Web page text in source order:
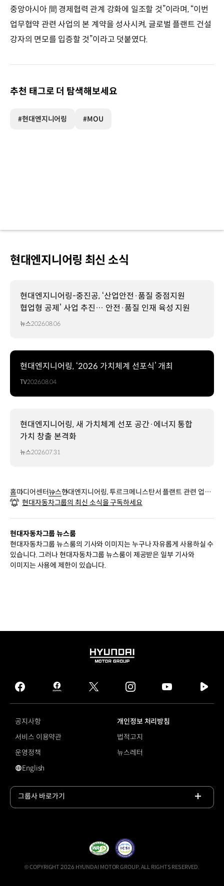
중앙아시아 間 경제협력 관계 강화에 일조할 것”이라며, “이번
업무협약 관련 사업의 본 계약을 성사시켜, 글로벌 플랜트 건설
강자의 면모를 입증할 것”이라고 덧붙였다.
추천 태그로 더 탐색해보세요
#현대엔지니어링 #MOU
현대엔지니어링 최신 소식
현대엔지니어링-중진공, ‘산업안전·품질 중점지원
협업형 공제’ 사업 추진… 안전·품질 인재 육성 지원
뉴스2026.08.06
현대엔지니어링, ‘2026 가치체계 선포식’ 개최
TV2026.08.04
현대엔지니어링, 새 가치체계 선포 공간·에너지 통합
가치 창출 본격화
뉴스2026.07.31
홈미디어센터뉴스현대엔지니어링, 투르크메니스탄서 플랜트 관련 업무
협약 2건 체결
현대자동차그룹의 최신 소식을 구독하세요
현대자동차그룹 뉴스룸
현대자동차그룹 뉴스룸의 기사와 이미지는 누구나 자유롭게 사용하실 수
있습니다. 그러나 현대자동차그룹 뉴스룸이 제공받은 일부 기사와
이미지는 사용에 제한이 있습니다.
HYUNDAI
GROUP
facebook
hmg
journal
twitter instagram
tv
공지사항
개인정보 처리방침
서비스 이용약관
법적고지
운영정책
뉴스레터
영문 사이트로 이동
English
그룹사 바로가기
© COPYRIGHT 2026 HYUNDAI MOTOR GROUP, ALL RIGHTS RESERVED.